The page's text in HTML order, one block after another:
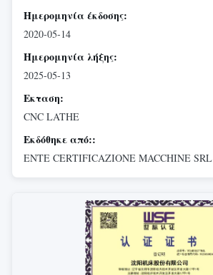
Ημερομηνία έκδοσης:
2020-05-14
Ημερομηνία λήξης:
2025-05-13
Εκταση:
CNC LATHE
Εκδόθηκε από::
ENTE CERTIFICAZIONE MACCHINE SRL